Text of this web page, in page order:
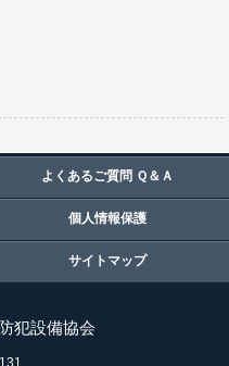
よくあるご質問 Ｑ＆Ａ
個人情報保護
サイトマップ
犯設備協会